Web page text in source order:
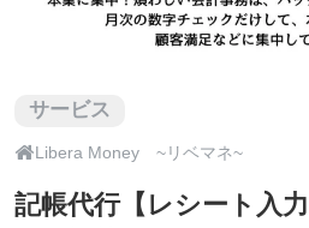
サービス
Libera Money ~リベマネ~
記帳代行【レシート